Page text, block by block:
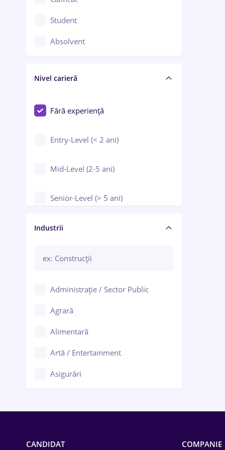
Construcții / Instalații
Controlul calității
Educație / Training / Arte
Student
Absolvent
Nivel carieră
Fără experiență
Entry-Level (< 2 ani)
Mid-Level (2-5 ani)
Senior-Level (> 5 ani)
Manager / Executiv
Industrii
Administrație / Sector Public
Agrară
Alimentară
Artă / Entertainment
Asigurări
CANDIDAT COMPANIE